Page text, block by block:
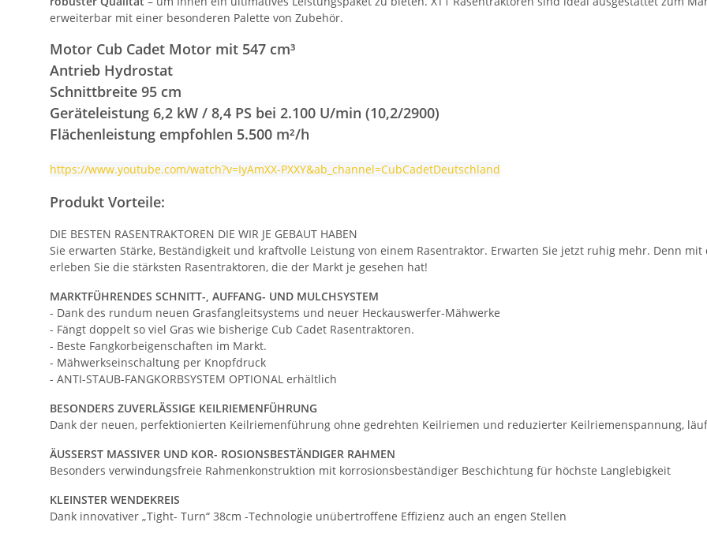
erweiterbar mit einer besonderen Palette von Zubehör.
Motor Cub Cadet Motor mit 547 cm³
Antrieb Hydrostat
Schnittbreite 95 cm
Geräteleistung 6,2 kW / 8,4 PS bei 2.100 U/min (10,2/2900)
Flächenleistung empfohlen 5.500 m²/h
https://www.youtube.com/watch?v=IyAmXX-PXXY&ab_channel=CubCadetDeutschland
Produkt Vorteile:
DIE BESTEN RASENTRAKTOREN DIE WIR JE GEBAUT HABEN
Sie erwarten Stärke, Beständigkeit und kraftvolle Leistung von einem Rasentraktor. Erwarten Sie jetzt ruhig mehr. Denn mit
erleben Sie die stärksten Rasentraktoren, die der Markt je gesehen hat!
MARKTFÜHRENDES SCHNITT-, AUFFANG- UND MULCHSYSTEM
- Dank des rundum neuen Grasfangleitsystems und neuer Heckauswerfer-Mähwerke
- Fängt doppelt so viel Gras wie bisherige Cub Cadet Rasentraktoren.
- Beste Fangkorbeigenschaften im Markt.
- Mähwerkseinschaltung per Knopfdruck
- ANTI-STAUB-FANGKORBSYSTEM OPTIONAL erhältlich
BESONDERS ZUVERLÄSSIGE KEILRIEMENFÜHRUNG
Dank der neuen, perfektionierten Keilriemenführung ohne gedrehten Keilriemen und reduzierter Keilriemenspannung,
ÄUSSERST MASSIVER UND KOR- ROSIONSBESTÄNDIGER RAHMEN
Besonders verwindungsfreie Rahmenkonstruktion mit korrosionsbeständiger Beschichtung für höchste Langlebigkeit
KLEINSTER WENDEKREIS
Dank innovativer „Tight- Turn“ 38cm -Technologie unübertroffene Effizienz auch an engen Stellen